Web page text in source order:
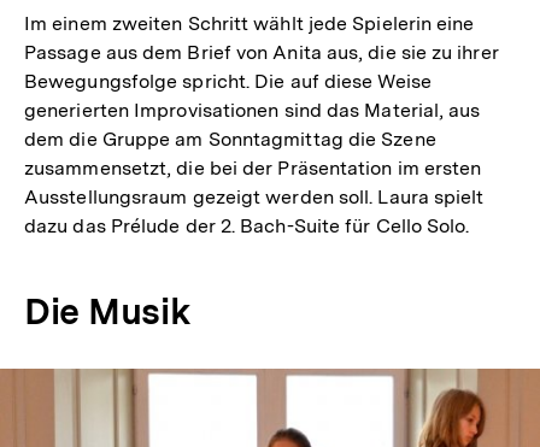
Im einem zweiten Schritt wählt jede Spielerin eine
Passage aus dem Brief von Anita aus, die sie zu ihrer
Bewegungsfolge spricht. Die auf diese Weise
generierten Improvisationen sind das Material, aus
dem die Gruppe am Sonntagmittag die Szene
zusammensetzt, die bei der Präsentation im ersten
Ausstellungsraum gezeigt werden soll. Laura spielt
dazu das Prélude der 2. Bach-Suite für Cello Solo.
Die Musik